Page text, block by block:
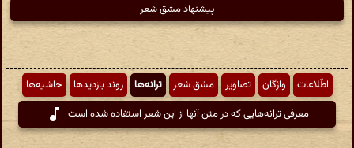
پیشنهاد مشق شعر
اطّلاعات واژگان تصاویر مشق شعر ترانه‌ها روند بازدیدها
حاشیه‌ها
معرفی ترانه‌هایی که در متن آنها از این شعر استفاده شده است